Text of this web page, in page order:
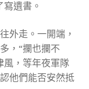
遺書。
外走。一開端，
，“攔也攔不
風，等年夜軍隊
他們能否安然抵